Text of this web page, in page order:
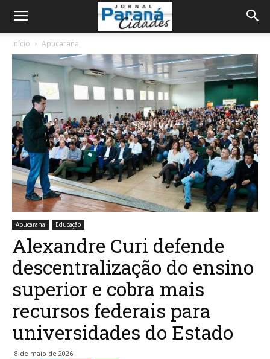
Início Apucarana
Apucarana Educação
Alexandre Curi defende
descentralização do ensino
superior e cobra mais
recursos federais para
universidades do Estado
8 de maio de 2026